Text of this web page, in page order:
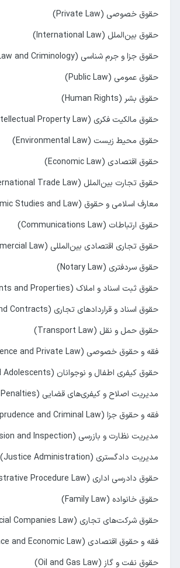
حقوق خصوصی (Private Law)
حقوق بین‌الملل (International Law)
حقوق جزا و جرم شناسی (Criminal Law and Criminology)
حقوق عمومی (Public Law)
حقوق بشر (Human Rights)
حقوق مالکیت فکری (Intellectual Property Law)
حقوق محیط زیست (Environmental Law)
حقوق اقتصادی (Economic Law)
حقوق تجارت بین‌الملل (International Trade Law)
معارف اسلامی و حقوق (Islamic Studies and Law)
حقوق ارتباطات (Communications Law)
حقوق تجاری اقتصادی بین‌المللی (International Economic and Commercial Law)
حقوق سردفتری (Notary Law)
حقوق ثبت اسناد و املاک (Law of Registration of Documents and Properties)
حقوق اسناد و قراردادهای تجاری (Law of Commercial Documents and Contracts)
حقوق حمل و نقل (Transport Law)
فقه و حقوق خصوصی (Jurisprudence and Private Law)
حقوق کیفری اطفال و نوجوانان (Criminal Law for Children and Adolescents)
مدیریت اصلاح و کیفری‌های قضایی (Management of Correctional and Judicial Penalties)
فقه و حقوق جزا (Jurisprudence and Criminal Law)
مدیریت نظارت و بازرسی (Management of Supervision and Inspection)
مدیریت دادگستری (Justice Administration)
حقوق دادرسی اداری (Administrative Procedure Law)
حقوق خانواده (Family Law)
حقوق شرکت‌های تجاری (Commercial Companies Law)
فقه و حقوق اقتصادی (Jurisprudence and Economic Law)
حقوق نفت و گاز (Oil and Gas Law)